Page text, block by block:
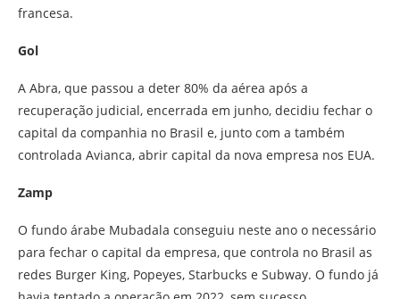
francesa.
Gol
A Abra, que passou a deter 80% da aérea após a
recuperação judicial, encerrada em junho, decidiu fechar o
capital da companhia no Brasil e, junto com a também
controlada Avianca, abrir capital da nova empresa nos EUA.
Zamp
O fundo árabe Mubadala conseguiu neste ano o necessário
para fechar o capital da empresa, que controla no Brasil as
redes Burger King, Popeyes, Starbucks e Subway. O fundo já